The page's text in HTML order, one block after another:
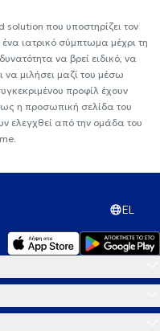
που υποστηρίζει τον
ιατρικό σύμπτωμα μέχρι τη
να βρεί ειδικό, να
μιλήσει μαζί του μέσω
προφίλ έχουν
η προσωπική σελίδα του
ελεγχθεί από την ομάδα του
EL